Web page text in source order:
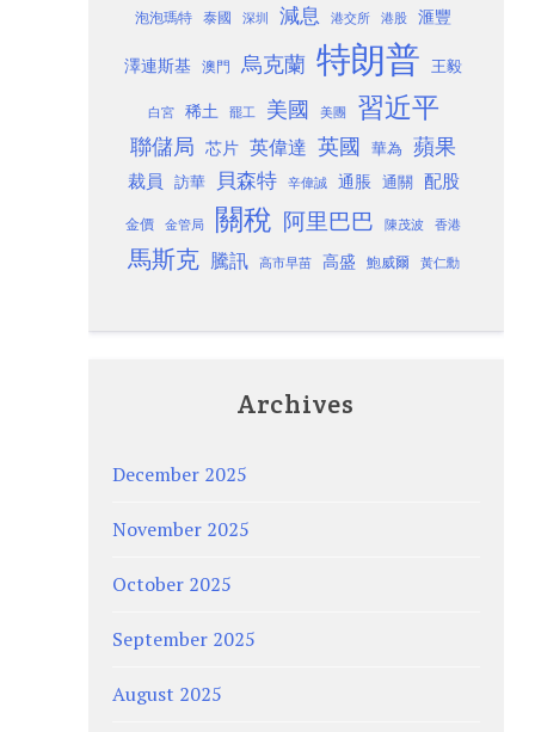
泡泡瑪特 泰國 深圳 減息 港交所 港股 滙豐
澤連斯基 澳門 烏克蘭 特朗普 王毅
白宮 稀土 罷工 美國 美團 習近平
聯儲局 芯片 英偉達 英國 華為 蘋果
裁員 訪華 貝森特 辛偉誠 通脹 通關 配股
金價 金管局 關稅 阿里巴巴 陳茂波 香港
馬斯克 騰訊 高市早苗 高盛 鮑威爾 黃仁勳
Archives
December 2025
November 2025
October 2025
September 2025
August 2025